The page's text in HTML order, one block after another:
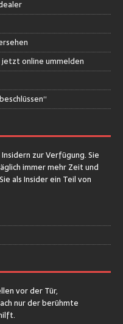
jetzt online ummelden
zur Verfügung. Sie
immer mehr Zeit und
als Insider ein Teil von
vor der Tür,
nur der berühmte